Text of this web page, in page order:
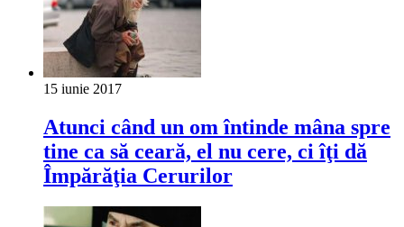
15 iunie 2017
Atunci când un om întinde mâna spre
tine ca să ceară, el nu cere, ci îţi dă
Împărăţia Cerurilor